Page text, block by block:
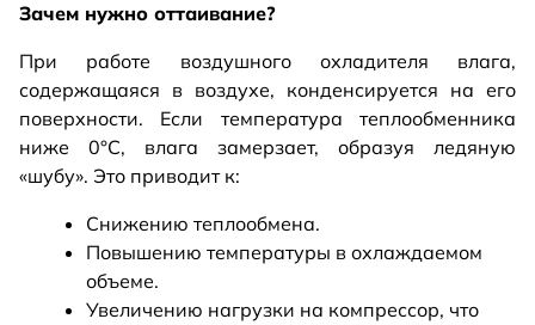
Зачем нужно оттаивание?
При работе воздушного охладителя влага,
содержащаяся в воздухе, конденсируется на его
поверхности. Если температура теплообменника
ниже 0°C, влага замерзает, образуя ледяную
«шубу». Это приводит к:
Снижению теплообмена.
Повышению температуры в охлаждаемом
объеме.
Увеличению нагрузки на компрессор, что